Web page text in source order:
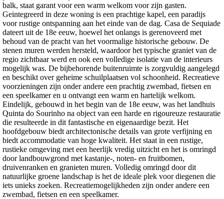
balk, staat garant voor een warm welkom voor zijn gasten.
Geintegreerd in deze woning is een prachtige kapel, een paradijs
voor rustige ontspanning aan het einde van de dag. Casa de Sequiade
dateert uit de 18e eeuw, hoewel het onlangs is gerenoveerd met
behoud van de pracht van het voormalige historische gebouw. De
stenen muren werden hersteld, waardoor het typische graniet van de
regio zichtbaar werd en ook een volledige isolatie van de interieurs
mogelijk was. De bijbehorende buitenruimte is zorgvuldig aangelegd
en beschikt over geheime schuilplaatsen vol schoonheid. Recreatieve
voorzieningen zijn onder andere een prachtig zwembad, fietsen en
een speelkamer en u ontvangt een warm en hartelijk welkom.
Eindelijk, gebouwd in het begin van de 18e eeuw, was het landhuis
Quinta do Sourinho na object van een harde en rigoureuze restauratie
die resulteerde in dit fantastische en eigenaardige bezit. Het
hoofdgebouw biedt architectonische details van grote verfijning en
biedt accommodatie van hoge kwaliteit. Het staat in een rustige,
rustieke omgeving met een heerlijk vredig uitzicht en het is omringd
door landbouwgrond met kastanje-, noten- en fruitbomen,
druivenranken en granieten muren. Volledig omringd door dit
natuurlijke groene landschap is het de ideale plek voor diegenen die
iets unieks zoeken. Recreatiemogelijkheden zijn onder andere een
zwembad, fietsen en een speelkamer.